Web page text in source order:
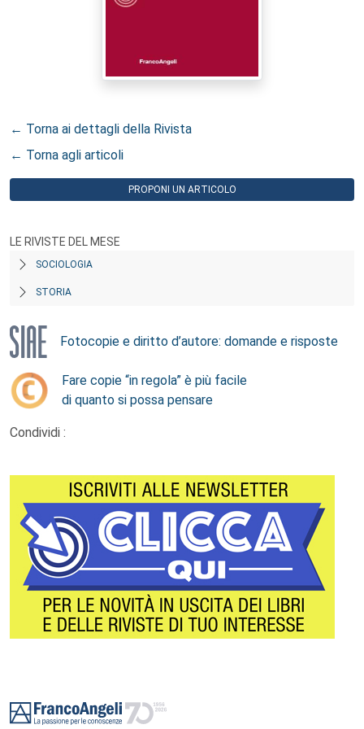
← Torna ai dettagli della Rivista
← Torna agli articoli
PROPONI UN ARTICOLO
LE RIVISTE DEL MESE
SOCIOLOGIA
STORIA
Fotocopie e diritto d’autore: domande e risposte
Fare copie “in regola” è più facile
di quanto si possa pensare
Condividi :